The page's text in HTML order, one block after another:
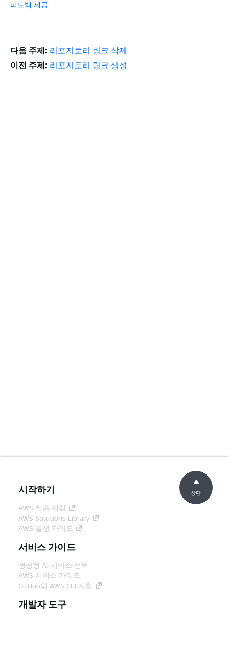
피드백 제공
다음 주제: 리포지토리 링크 삭제
이전 주제: 리포지토리 링크 생성
시작하기
AWS 실습 지침
AWS Solutions Library
AWS 결정 가이드
서비스 가이드
생성형 AI 서비스 선택
AWS 서비스 가이드
GitHub의 AWS CLI 지침
개발자 도구
상단